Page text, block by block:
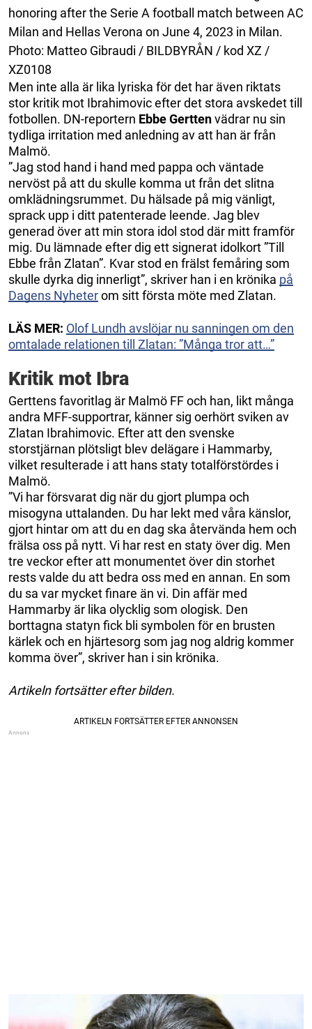
honoring after the Serie A football match between AC
Milan and Hellas Verona on June 4, 2023 in Milan.
Photo: Matteo Gibraudi / BILDBYRÅN / kod XZ /
XZ0108
Men inte alla är lika lyriska för det har även riktats
stor kritik mot Ibrahimovic efter det stora avskedet till
fotbollen. DN-reportern Ebbe Gerttenvädrar nu sin
tydliga irritation med anledning av att han är från
Malmö.
”Jag stod hand i hand med pappa och väntade
nervöst på att du skulle komma ut från det slitna
omklädningsrummet. Du hälsade på mig vänligt,
sprack upp i ditt patenterade leende. Jag blev
generad över att min stora idol stod där mitt framför
mig. Du lämnade efter dig ett signerat idolkort ”Till
Ebbe från Zlatan”. Kvar stod en frälst femåring som
skulle dyrka dig innerligt”, skriver han i en krönika på
Dagens Nyheterom sitt första möte med Zlatan.
LÄS MER: Olof Lundh avslöjar nu sanningen om den
omtalade relationen till Zlatan: ”Många tror att…”
Kritik mot Ibra
Gerttens favoritlag är Malmö FF och han, likt många
andra MFF-supportrar, känner sig oerhört sviken av
Zlatan Ibrahimovic. Efter att den svenske
storstjärnan plötsligt blev delägare i Hammarby,
vilket resulterade i att hans staty totalförstördes i
Malmö.
”Vi har försvarat dig när du gjort plumpa och
misogyna uttalanden. Du har lekt med våra känslor,
gjort hintar om att du en dag ska återvända hem och
frälsa oss på nytt. Vi har rest en staty över dig. Men
tre veckor efter att monumentet över din storhet
rests valde du att bedra oss med en annan. En som
du sa var mycket finare än vi. Din affär med
Hammarby är lika olycklig som ologisk. Den
borttagna statyn fick bli symbolen för en brusten
kärlek och en hjärtesorg som jag nog aldrig kommer
komma över”, skriver han i sin krönika.
Artikeln fortsätter efter bilden.